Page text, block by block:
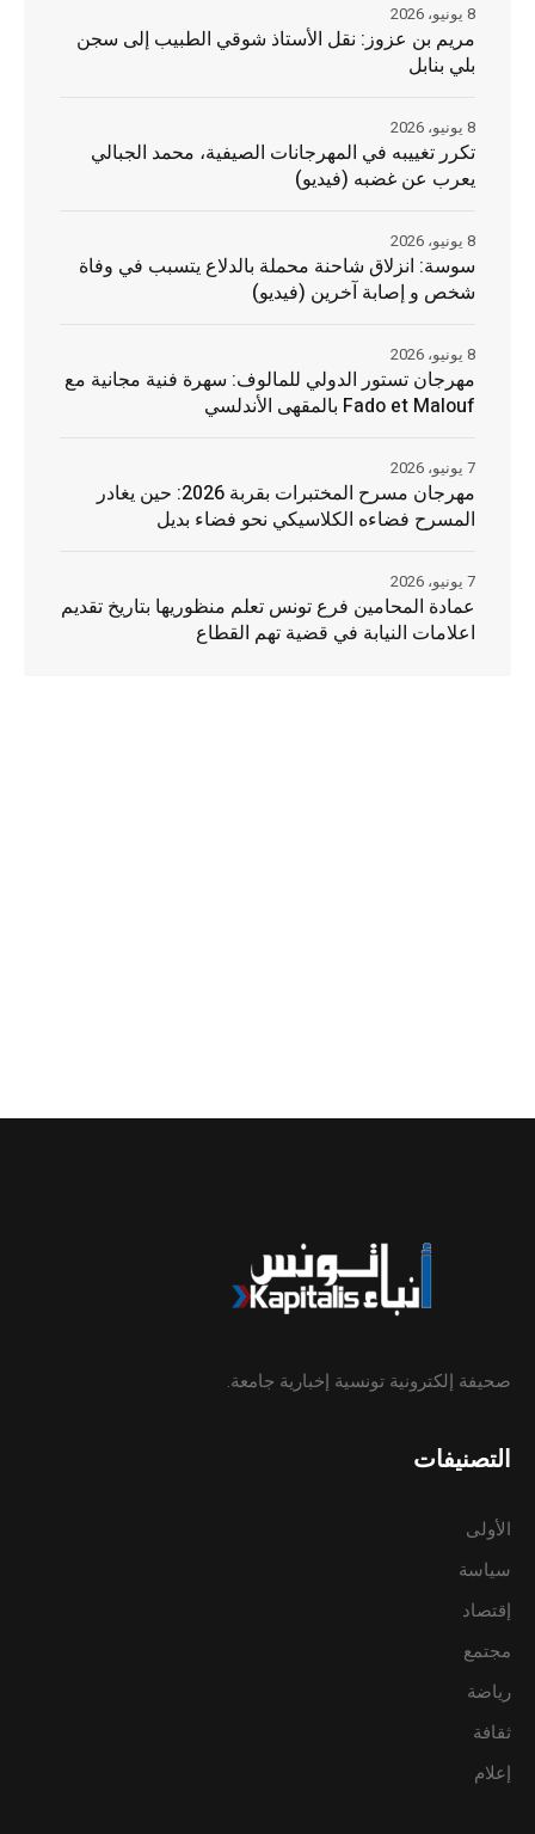
مريم بن عزوز: نقل الأستاذ شوقي الطبيب إلى سجن
بلي بنابل
8 يونيو، 2026
تكرر تغييبه في المهرجانات الصيفية، محمد الجبالي
يعرب عن غضبه (فيديو)
8 يونيو، 2026
سوسة: انزلاق شاحنة محملة بالدلاع يتسبب في وفاة
شخص و إصابة آخرين (فيديو)
8 يونيو، 2026
مهرجان تستور الدولي للمالوف: سهرة فنية مجانية مع
Fado et Malouf بالمقهى الأندلسي
8 يونيو، 2026
مهرجان مسرح المختبرات بقربة 2026: حين يغادر
المسرح فضاءه الكلاسيكي نحو فضاء بديل
7 يونيو، 2026
عمادة المحامين فرع تونس تعلم منظوريها بتاريخ تقديم
اعلامات النيابة في قضية تهم القطاع
7 يونيو، 2026
صحيفة إلكترونية تونسية إخبارية جامعة.
التصنيفات
الأولى
سياسة
إقتصاد
مجتمع
رياضة
ثقافة
إعلام